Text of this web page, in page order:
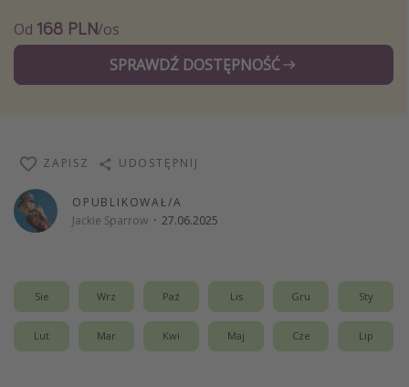
Kalendarz podróży
Od 168 PLN/os
SPRAWDŹ DOSTĘPNOŚĆ
OPUBLIKOWAŁ/A
Jackie Sparrow · 27.06.2025
ZAPISZ UDOSTĘPNIJ
Sie Wrz Paź Lis Gru Sty
Lut Mar Kwi Maj Cze Lip